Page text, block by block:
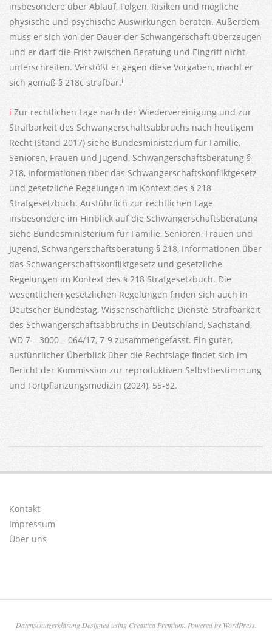
insbesondere über Ablauf, Folgen, Risiken und mögliche
physische und psychische Auswirkungen beraten. Außerdem
muss er sich von der Dauer der Schwangerschaft überzeugen
und er darf die Frist zwischen Beratung und Eingriff nicht
unterschreiten. Verstößt er gegen diese Vorgaben, macht er
sich gemäß § 218c strafbar.i
i Zur rechtlichen Lage nach der Wiedervereinigung und zur
Strafbarkeit des Schwangerschaftsabbruchs nach heutigem
Recht (Stand 2017) siehe Bundesministerium für Familie,
Senioren, Frauen und Jugend, Schwangerschaftsberatung §
218, Informationen über das Schwangerschaftskonfliktgesetz
und gesetzliche Regelungen im Kontext des § 218
Strafgesetzbuch. Ausführlich zur rechtlichen Lage
insbesondere im Hinblick auf die Schwangerschaftsberatung
siehe Bundesministerium für Familie, Senioren, Frauen und
Jugend, Schwangerschaftsberatung § 218, Informationen über
das Schwangerschaftskonfliktgesetz und gesetzliche
Regelungen im Kontext des § 218 Strafgesetzbuch. Die
wesentlichen gesetzlichen Regelungen finden sich auch in
Deutscher Bundestag, Wissenschaftliche Dienste, Strafbarkeit
des Schwangerschaftsabbruchs in Deutschland, Sachstand,
WD 7 – 3000 – 064/17, 7-9 zusammengefasst. Ein guter,
ausführlicher Überblick über die Rechtslage findet sich im
Bericht der Kommission zur reproduktiven Selbstbestimmung
und Fortpflanzungsmedizin (2024), 55-82.
06-
Kontakt
Impressum
Über uns
DatenschutzerklärungDesigned using Creattica Premium . Powered by WordPress.